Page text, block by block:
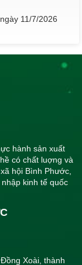
11/7/2026
27/6/2026
hành sản xuất
có chất luợng và
hội Bình Phước,
kinh tế quốc
Xoài, thành